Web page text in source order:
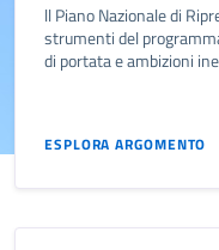
ll Piano Nazionale di
strumenti del
di portata e ambizioni
ESPLORA ARGOMENTO